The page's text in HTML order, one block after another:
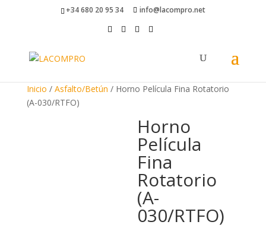
+34 680 20 95 34 info@lacompro.net
Inicio / Asfalto/Betún / Horno Película Fina Rotatorio
(A-030/RTFO)
Horno
Película
Fina
Rotatorio
(A-
030/RTFO)